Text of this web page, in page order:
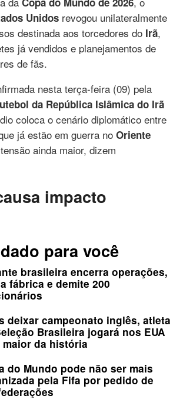
Unidos revogou unilateralmente
destinada aos torcedores do Irã,
já vendidos e planejamentos de
de fãs.
nesta terça-feira (09) pela
da República Islâmica do Irã
coloca o cenário diplomático entre
já estão em guerra no Oriente
ainda maior, dizem
impacto
para você
brasileira encerra operações,
fábrica e demite 200
deixar campeonato inglês, atleta
Brasileira jogará nos EUA
maior da história
do Mundo pode não ser mais
pela Fifa por pedido de